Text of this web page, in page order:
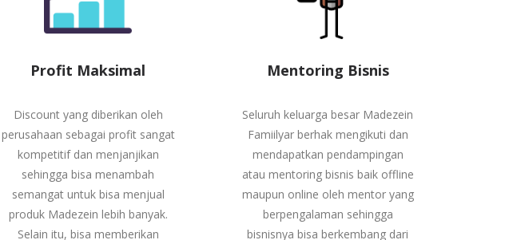
Profit Maksimal
Discount yang diberikan oleh
perusahaan sebagai profit sangat
kompetitif dan menjanjikan
sehingga bisa menambah
semangat untuk bisa menjual
produk Madezein lebih banyak.
Selain itu, bisa memberikan
Mentoring Bisnis
Seluruh keluarga besar Madezein
Famiilyar berhak mengikuti dan
mendapatkan pendampingan
atau mentoring bisnis baik offline
maupun online oleh mentor yang
berpengalaman sehingga
bisnisnya bisa berkembang dari